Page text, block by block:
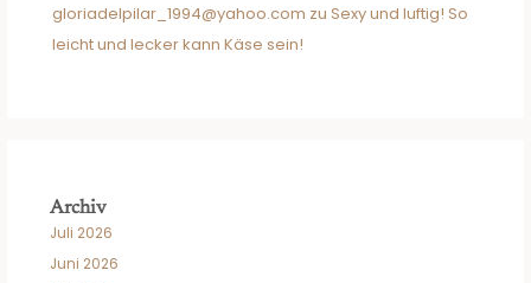
gloriadelpilar_1994@yahoo.com zu Sexy und luftig! So
leicht und lecker kann Käse sein!
Archiv
Juli 2026
Juni 2026